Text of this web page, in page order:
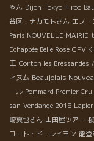
ゃん Dijon Tokyo Hiroo
谷区・ナカモトさん エノ
Paris NOUVELLE MAIRIE
Echappée Belle Rose CPV
エ Corton les Bressandes
ィヌム Beaujolais
ール Pommard Premier Cru
san Vendange 2018
崎真也さん 山田屋ツアー
コート・ド・レイヨン 能登